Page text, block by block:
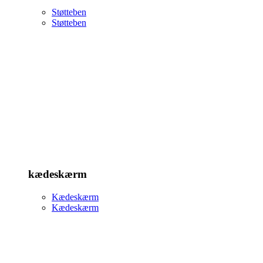
Støtteben
Støtteben
kædeskærm
Kædeskærm
Kædeskærm